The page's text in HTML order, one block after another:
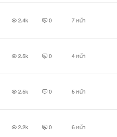
2.4k 0 7 หน้า
2.5k 0 4 หน้า
2.5k 0 5 หน้า
2.2k 0 6 หน้า